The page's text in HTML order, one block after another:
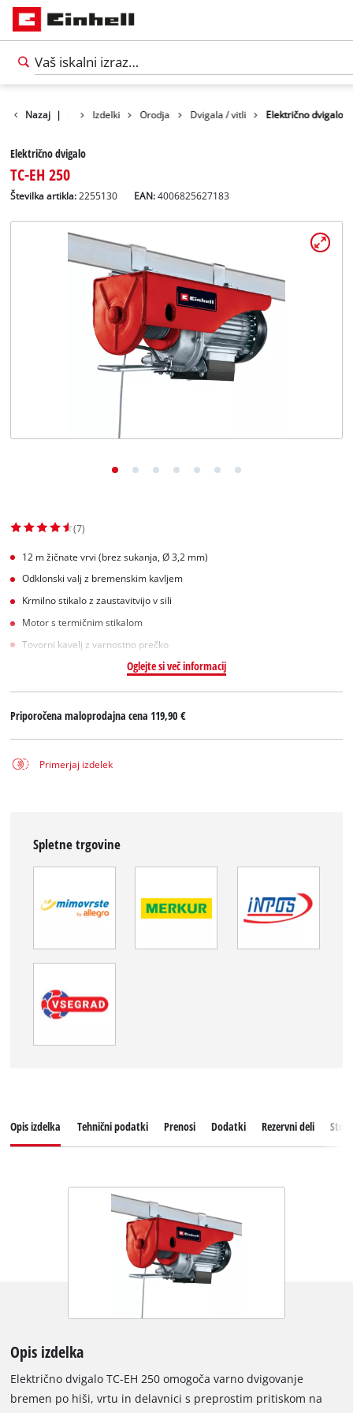
Slovenščina
Nazaj | Izdelki Orodja Dvigala / vitli Električno dvigalo
Električno dvigalo
TC-EH 250
Številka artikla: 2255130 EAN:4006825627183
(7)
12 m žičnate vrvi (brez sukanja, Ø 3,2 mm)
Odklonski valj z bremenskim kavljem
Krmilno stikalo z zaustavitvijo v sili
Motor s termičnim stikalom
Tovorni kavelj z varnostno prečko
Oglejte si več informacij
Priporočena maloprodajna cena119,90 €
Primerjaj izdelek
Spletne trgovine
Opis izdelka Tehnični podatki Prenosi Dodatki Rezervni deli
Opis izdelka
Električno dvigalo TC-EH 250 omogoča varno dvigovanje
bremen po hiši, vrtu in delavnici s preprostim pritiskom na